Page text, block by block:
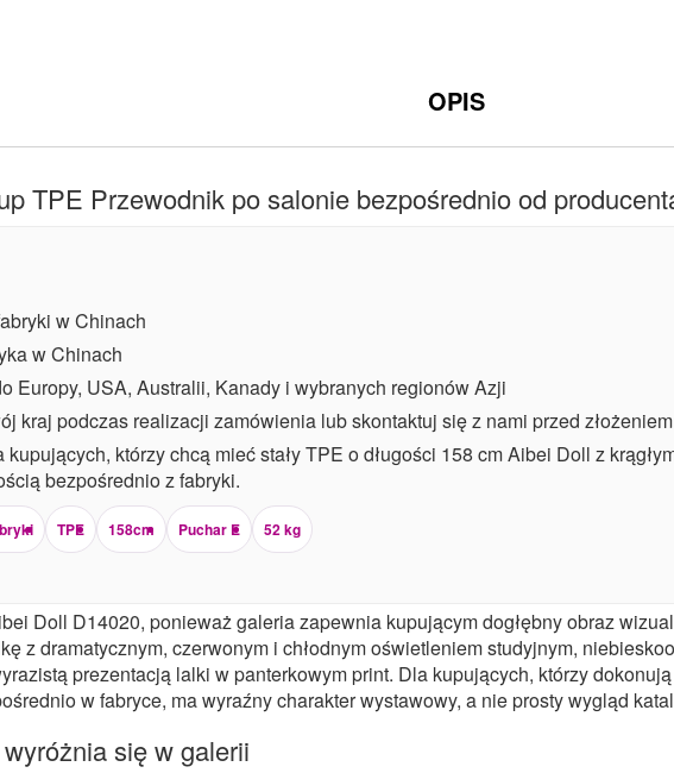
OPIS
TPE Przewodnik po salonie bezpośrednio od
w Chinach
w Chinach
Europy, USA, Australii, Kanady i wybranych regionów Azji
kraj podczas realizacji zamówienia lub skontaktuj się z nami przed
kupujących, którzy chcą mieć stały TPE o długości 158 cm Aibei Doll z
bezpośrednio z fabryki.
TPE 158cm Puchar E 52 kg
Doll D14020, ponieważ galeria zapewnia kupującym dogłębny obraz
z dramatycznym, czerwonym i chłodnym oświetleniem studyjnym,
prezentacją lalki w panterkowym print. Dla kupujących, którzy
w fabryce, ma wyraźny charakter wystawowy, a nie prosty wygląd
się w galerii